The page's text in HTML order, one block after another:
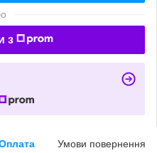
з
Умови повернення